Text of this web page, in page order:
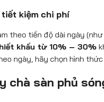
tiết kiệm chi phí
theo tiến độ dài ngày
khấu từ 10% – 30%
ngày, hãy chọn hình thức
chà sàn phủ